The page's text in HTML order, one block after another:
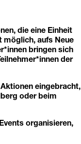
die eine Einheit
möglich, aufs Neue
bringen sich
der
eingebracht,
oder beim
organisieren,